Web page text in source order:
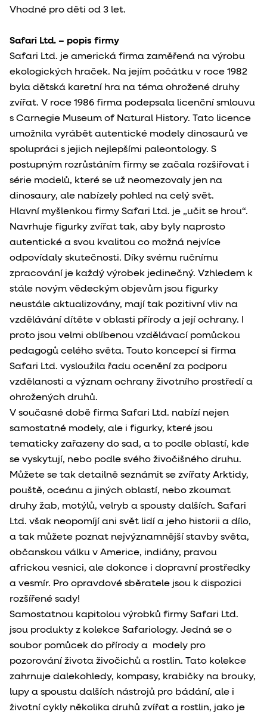
Vhodné pro děti od 3 let.
Safari Ltd. – popis firmy
Safari Ltd. je americká firma zaměřená na výrobu
ekologických hraček. Na jejím počátku v roce 1982
byla dětská karetní hra na téma ohrožené druhy
zvířat. V roce 1986 firma podepsala licenční smlouvu
s Carnegie Museum of Natural History. Tato licence
umožnila vyrábět autentické modely dinosaurů ve
spolupráci s jejich nejlepšími paleontology. S
postupným rozrůstáním firmy se začala rozšiřovat i
série modelů, které se už neomezovaly jen na
dinosaury, ale nabízely pohled na celý svět.
Hlavní myšlenkou firmy Safari Ltd. je „učit se hrou“.
Navrhuje figurky zvířat tak, aby byly naprosto
autentické a svou kvalitou co možná nejvíce
odpovídaly skutečnosti. Díky svému ručnímu
zpracování je každý výrobek jedinečný. Vzhledem k
stále novým vědeckým objevům jsou figurky
neustále aktualizovány, mají tak pozitivní vliv na
vzdělávání dítěte v oblasti přírody a její ochrany. I
proto jsou velmi oblíbenou vzdělávací pomůckou
pedagogů celého světa. Touto koncepcí si firma
Safari Ltd. vysloužila řadu ocenění za podporu
vzdělanosti a význam ochrany životního prostředí a
ohrožených druhů.
V současné době firma Safari Ltd. nabízí nejen
samostatné modely, ale i figurky, které jsou
tematicky zařazeny do sad, a to podle oblastí, kde
se vyskytují, nebo podle svého živočišného druhu.
Můžete se tak detailně seznámit se zvířaty Arktidy,
pouště, oceánu a jiných oblastí, nebo zkoumat
druhy žab, motýlů, velryb a spousty dalších. Safari
Ltd. však neopomíjí ani svět lidí a jeho historii a dílo,
a tak můžete poznat nejvýznamnější stavby světa,
občanskou válku v Americe, indiány, pravou
africkou vesnici, ale dokonce i dopravní prostředky
a vesmír. Pro opravdové sběratele jsou k dispozici
rozšířené sady!
Samostatnou kapitolou výrobků firmy Safari Ltd.
jsou produkty z kolekce Safariology. Jedná se o
soubor pomůcek do přírody a modely pro
pozorování života živočichů a rostlin. Tato kolekce
zahrnuje dalekohledy, kompasy, krabičky na brouky,
lupy a spoustu dalších nástrojů pro bádání, ale i
životní cykly několika druhů zvířat a rostlin, jako je